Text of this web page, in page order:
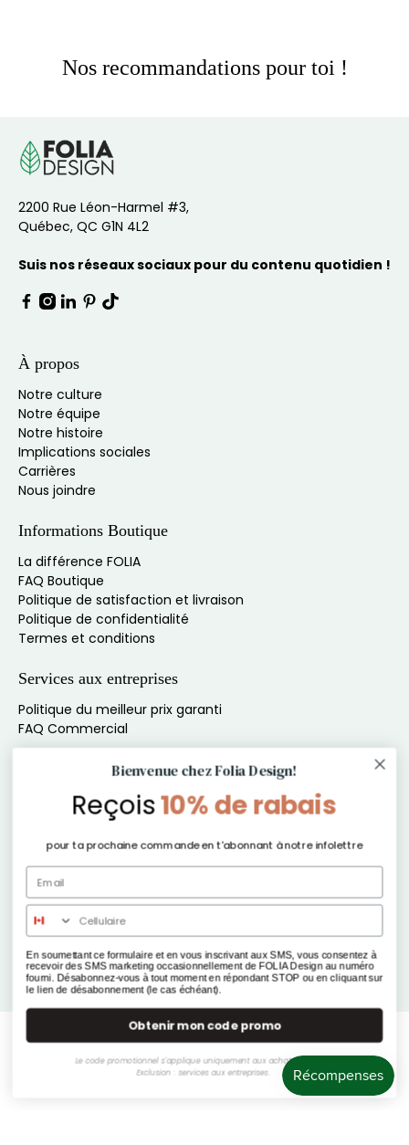
Nos recommandations pour toi !
2200 Rue Léon-Harmel #3,
Québec, QC G1N 4L2
Suis nos réseaux sociaux pour du contenu quotidien !
À propos
Notre culture
Notre équipe
Notre histoire
Implications sociales
Carrières
Nous joindre
Informations Boutique
La différence FOLIA
FAQ Boutique
Politique de satisfaction et livraison
Politique de confidentialité
Termes et conditions
Services aux entreprises
Politique du meilleur prix garanti
FAQ Commercial
Inscris-toi à l'infolettre pour du contenu exclusif
Ne manque rien de nos offres, produits et autres
exclusivités !
E-mail
S'inscrire
Folia Design
Bienvenue chez Folia Design!
Reçois10% de rabais
pour ta prochaine commande en t'abonnant à notre infolettre
En soumettant ce formulaire et en vous inscrivant aux SMS, vous consentez à
recevoir des SMS marketing occasionnellement de FOLIA Design au numéro
fourni. Désabonnez-vous à tout moment en répondant STOP ou en cliquant sur
le lien de désabonnement (le cas échéant).
Obtenir mon code promo
Le code promotionnel s'applique uniquement aux achats boutique.
Exclusion : services aux entreprises.